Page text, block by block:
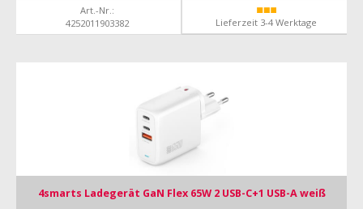
Art.-Nr.:
4252011903382
Lieferzeit 3-4 Werktage
4smarts Ladegerät GaN Flex 65W 2 USB-C+1 USB-A weiß